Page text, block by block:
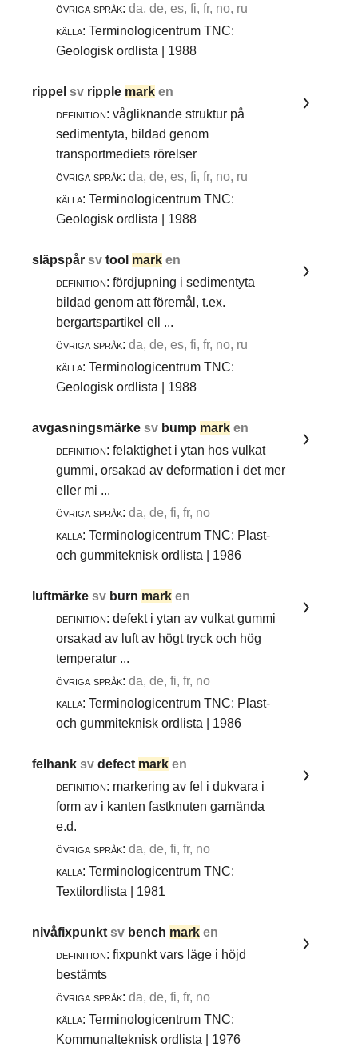
övriga språk: da, de, es, fi, fr, no, ru
källa: Terminologicentrum TNC:
Geologisk ordlista | 1988
rippelsv ripple mark en
definition: vågliknande struktur på
sedimentyta, bildad genom
transportmediets rörelser
övriga språk: da, de, es, fi, fr, no, ru
källa: Terminologicentrum TNC:
Geologisk ordlista | 1988
släpspårsvtool mark en
definition: fördjupning i sedimentyta
bildad genom att föremål, t.ex.
bergartspartikel ell ...
övriga språk: da, de, es, fi, fr, no, ru
källa: Terminologicentrum TNC:
Geologisk ordlista | 1988
avgasningsmärkesv bump mark en
definition: felaktighet i ytan hos vulkat
gummi, orsakad av deformation i det mer
eller mi ...
övriga språk: da, de, fi, fr, no
källa: Terminologicentrum TNC: Plast-
och gummiteknisk ordlista | 1986
luftmärkesv burn mark en
definition: defekt i ytan av vulkat gummi
orsakad av luft av högt tryck och hög
temperatur ...
övriga språk: da, de, fi, fr, no
källa: Terminologicentrum TNC: Plast-
och gummiteknisk ordlista | 1986
felhanksvdefect mark en
definition: markering av fel i dukvara i
form av i kanten fastknuten garnända
e.d.
övriga språk: da, de, fi, fr, no
källa: Terminologicentrum TNC:
Textilordlista | 1981
nivåfixpunktsv bench mark en
definition: fixpunkt vars läge i höjd
bestämts
övriga språk: da, de, fi, fr, no
källa: Terminologicentrum TNC:
Kommunalteknisk ordlista | 1976